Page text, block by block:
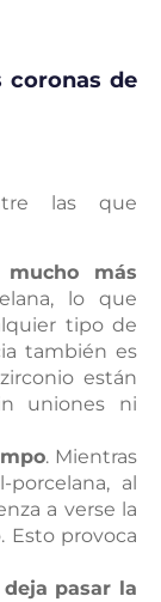
coronas de
las que
mucho más
lo que
tipo de
también es
están
uniones ni
. Mientras
al
a verse la
Esto provoca
deja pasar la